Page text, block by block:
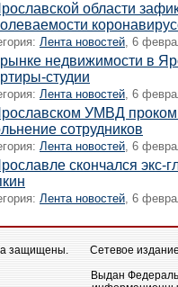
области
Лента новостей, 6
недвижимости в
студии
Лента новостей, 6
УМВД
сотрудников
Лента новостей, 6
скончался экс-
Лента новостей, 6
защищены.
Сетевое
Выдан